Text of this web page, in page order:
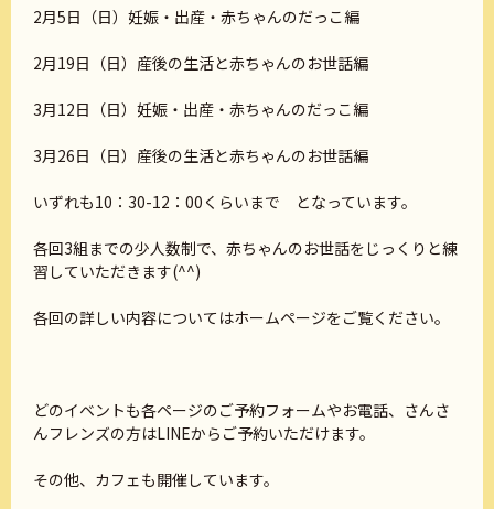
2月5日（日）妊娠・出産・赤ちゃんのだっこ編
2月19日（日）産後の生活と赤ちゃんのお世話編
3月12日（日）妊娠・出産・赤ちゃんのだっこ編
3月26日（日）産後の生活と赤ちゃんのお世話編
いずれも10：30-12：00くらいまで となっています。
各回3組までの少人数制で、赤ちゃんのお世話をじっくりと練
習していただきます(^^)
各回の詳しい内容についてはホームページをご覧ください。
どのイベントも各ページのご予約フォームやお電話、さんさ
んフレンズの方はLINEからご予約いただけます。
その他、カフェも開催しています。